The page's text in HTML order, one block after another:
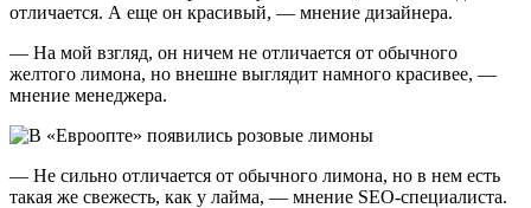
отличается. А еще он красивый, — мнение дизайнера.
— На мой взгляд, он ничем не отличается от обычного
желтого лимона, но внешне выглядит намного красивее, —
мнение менеджера.
— Не сильно отличается от обычного лимона, но в нем есть
такая же свежесть, как у лайма, — мнение SEO-специалиста.